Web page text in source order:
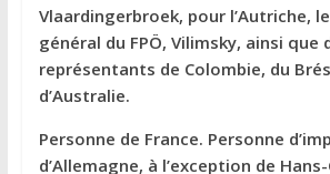
Vlaardingerbroek, pour l’Autriche,
général du FPÖ, Vilimsky, ainsi que
représentants de Colombie, du
d’Australie.
Personne de France. Personne
d’Allemagne, à l’exception de